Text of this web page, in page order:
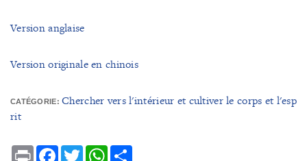
Version anglaise
Version originale en chinois
CATÉGORIE:Chercher vers l'intérieur et cultiver le corps et l'esp
rit
Print Facebook
TwitterWhatsApp